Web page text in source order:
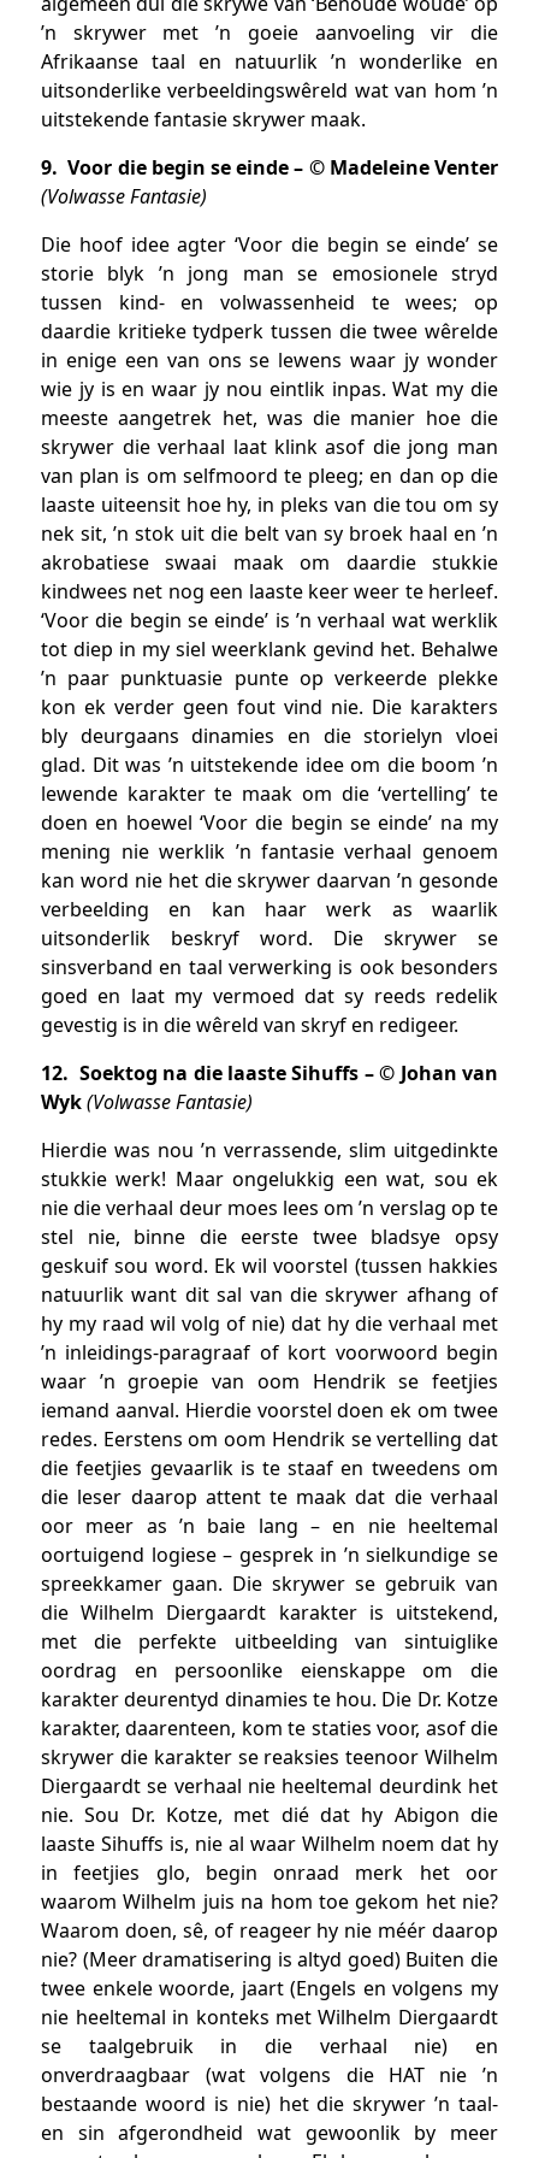
’n skrywer met ’n goeie aanvoeling vir die
Afrikaanse taal en natuurlik ’n wonderlike en
uitsonderlike verbeeldingswêreld wat van hom ’n
uitstekende fantasie skrywer maak.
9. Voor die begin se einde – © Madeleine Venter
(Volwasse Fantasie)
Die hoof idee agter ‘Voor die begin se einde’ se
storie blyk ’n jong man se emosionele stryd
tussen kind- en volwassenheid te wees; op
daardie kritieke tydperk tussen die twee wêrelde
in enige een van ons se lewens waar jy wonder
wie jy is en waar jy nou eintlik inpas. Wat my die
meeste aangetrek het, was die manier hoe die
skrywer die verhaal laat klink asof die jong man
van plan is om selfmoord te pleeg; en dan op die
laaste uiteensit hoe hy, in pleks van die tou om sy
nek sit, ’n stok uit die belt van sy broek haal en ’n
akrobatiese swaai maak om daardie stukkie
kindwees net nog een laaste keer weer te herleef.
‘Voor die begin se einde’ is ’n verhaal wat werklik
tot diep in my siel weerklank gevind het. Behalwe
’n paar punktuasie punte op verkeerde plekke
kon ek verder geen fout vind nie. Die karakters
bly deurgaans dinamies en die storielyn vloei
glad. Dit was ’n uitstekende idee om die boom ’n
lewende karakter te maak om die ‘vertelling’ te
doen en hoewel ‘Voor die begin se einde’ na my
mening nie werklik ’n fantasie verhaal genoem
kan word nie het die skrywer daarvan ’n gesonde
verbeelding en kan haar werk as waarlik
uitsonderlik beskryf word. Die skrywer se
sinsverband en taal verwerking is ook besonders
goed en laat my vermoed dat sy reeds redelik
gevestig is in die wêreld van skryf en redigeer.
12. Soektog na die laaste Sihuffs – © Johan van
Wyk(Volwasse Fantasie)
Hierdie was nou ’n verrassende, slim uitgedinkte
stukkie werk! Maar ongelukkig een wat, sou ek
nie die verhaal deur moes lees om ’n verslag op te
stel nie, binne die eerste twee bladsye opsy
geskuif sou word. Ek wil voorstel (tussen hakkies
natuurlik want dit sal van die skrywer afhang of
hy my raad wil volg of nie) dat hy die verhaal met
’n inleidings-paragraaf of kort voorwoord begin
waar ’n groepie van oom Hendrik se feetjies
iemand aanval. Hierdie voorstel doen ek om twee
redes. Eerstens om oom Hendrik se vertelling dat
die feetjies gevaarlik is te staaf en tweedens om
die leser daarop attent te maak dat die verhaal
oor meer as ’n baie lang – en nie heeltemal
oortuigend logiese – gesprek in ’n sielkundige se
spreekkamer gaan. Die skrywer se gebruik van
die Wilhelm Diergaardt karakter is uitstekend,
met die perfekte uitbeelding van sintuiglike
oordrag en persoonlike eienskappe om die
karakter deurentyd dinamies te hou. Die Dr. Kotze
karakter, daarenteen, kom te staties voor, asof die
skrywer die karakter se reaksies teenoor Wilhelm
Diergaardt se verhaal nie heeltemal deurdink het
nie. Sou Dr. Kotze, met dié dat hy Abigon die
laaste Sihuffs is, nie al waar Wilhelm noem dat hy
in feetjies glo, begin onraad merk het oor
waarom Wilhelm juis na hom toe gekom het nie?
Waarom doen, sê, of reageer hy nie méér daarop
nie? (Meer dramatisering is altyd goed) Buiten die
twee enkele woorde, jaart (Engels en volgens my
nie heeltemal in konteks met Wilhelm Diergaardt
se taalgebruik in die verhaal nie) en
onverdraagbaar (wat volgens die HAT nie ’n
bestaande woord is nie) het die skrywer ’n taal-
en sin afgerondheid wat gewoonlik by meer